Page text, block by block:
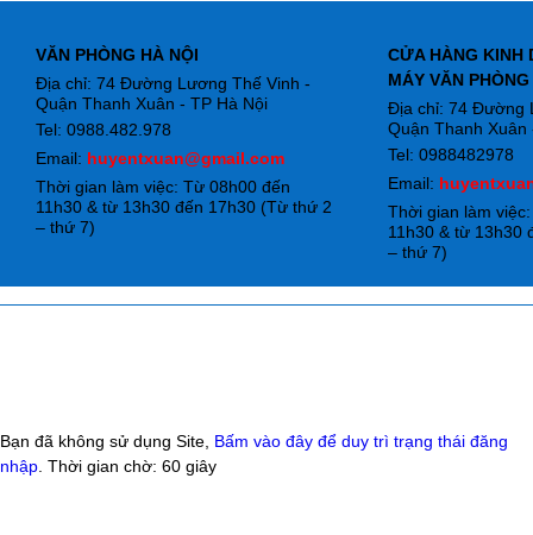
VĂN PHÒNG HÀ NỘI
Địa chỉ: 74 Đường Lương Thế Vinh -
Quận Thanh Xuân - TP Hà Nội
Tel: 0988.482.978
Email: huyentxuan@gmail.com
Thời gian làm việc: Từ 08h00 đến
11h30 & từ 13h30 đến 17h30 (Từ thứ 2
– thứ 7)
CỬA HÀNG KINH
MÁY VĂN PHÒNG
Địa chỉ: 74 Đường
Quận Thanh Xuân
Tel: 0988482978
Email:
Thời gian làm
11h30 & từ 13h30
– thứ 7)
Bạn đã không sử dụng Site, Bấm vào đây để duy trì trạng thái đăng
nhập . Thời gian chờ: 60 giây